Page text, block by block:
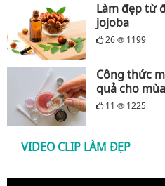
Làm đẹp từ
jojoba
26 1199
Công thức
quả cho
11 1225
VIDEO CLIP LÀM ĐẸP